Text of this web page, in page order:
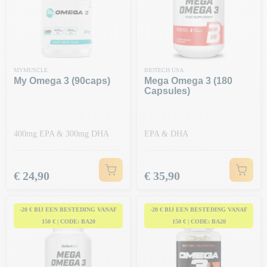
MYMUSCLE
My Omega 3 (90caps)
400mg EPA & 300mg DHA
Prijs
€ 24,90
BIOTECH USA
Mega Omega 3 (180
Capsules)
EPA & DHA
Prijs
€ 35,90
-20 € BIJ EEN BESTEDING VANAF
150 € | CODE: BA20
-20 € BIJ EEN BESTEDING VANAF
150 € | CODE: BA20